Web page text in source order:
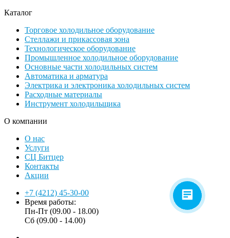
Каталог
Торговое холодильное оборудование
Стеллажи и прикассовая зона
Технологическое оборудование
Промышленное холодильное оборудование
Основные части холодильных систем
Автоматика и арматура
Электрика и электроника холодильных систем
Расходные материалы
Инструмент холодильщика
О компании
О нас
Услуги
СЦ Битцер
Контакты
Акции
+7 (4212) 45-30-00
Время работы:
Пн-Пт (09.00 - 18.00)
Сб (09.00 - 14.00)